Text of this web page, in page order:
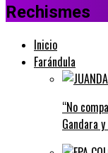
Rechismes
Inicio
Farándula
“No
Gandara